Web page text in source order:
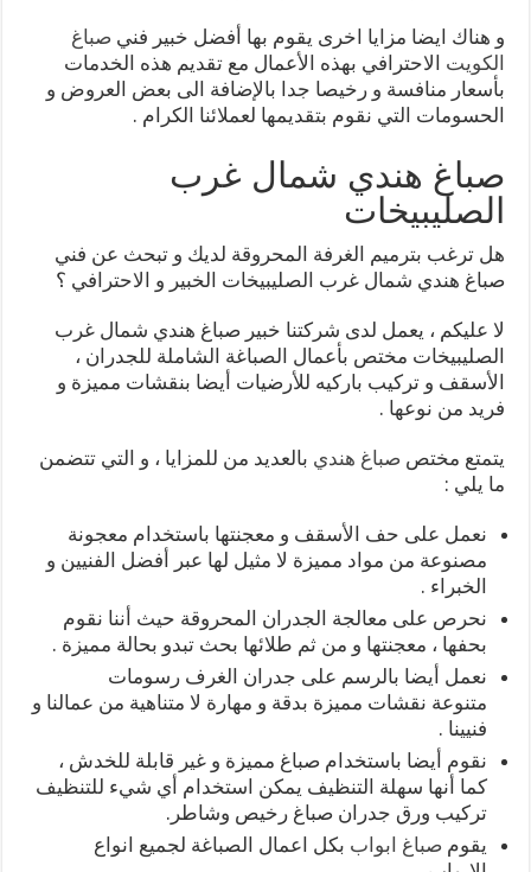
و هناك ايضا مزايا اخرى يقوم بها أفضل خبير فنيصباغ
الكويت الاحترافي بهذه الأعمال مع تقديم هذه الخدمات
بأسعار منافسة و رخيصا جدا بالإضافة الى بعض العروض و
الحسومات التي نقوم بتقديمها لعملائنا الكرام .
صباغ هندي شمال غرب
الصليبيخات
هل ترغب بترميم الغرفة المحروقة لديك و تبحث عن فني
صباغ هندي شمال غرب الصليبيخات الخبير و الاحترافي ؟
لا عليكم ، يعمل لدى شركتنا خبير صباغ هندي شمال غرب
الصليبيخات مختص بأعمال الصباغة الشاملة للجدران ،
الأسقف و تركيب باركيه للأرضيات أيضا بنقشات مميزة و
فريد من نوعها .
يتمتع مختصصباغ هندي بالعديد من للمزايا ، و التي تتضمن
ما يلي :
نعمل على حف الأسقف و معجنتها باستخدام معجونة
مصنوعة من مواد مميزة لا مثيل لها عبر أفضل الفنيين و
الخبراء .
نحرص على معالجة الجدران المحروقة حيث أننا نقوم
بحفها ، معجنتها و من ثم طلائها بحث تبدو بحالة مميزة .
نعمل أيضا بالرسم على جدران الغرف رسومات
متنوعة نقشات مميزة بدقة و مهارة لا متناهية من عمالنا و
فنيينا .
نقوم أيضا باستخدام صباغ مميزة و غير قابلة للخدش ،
كما أنها سهلة التنظيف يمكن استخدام أي شيء للتنظيف
تركيب ورق جدران صباغ رخيص وشاطر.
يقومصباغ ابواب بكل اعمال الصباغة لجميع انواع